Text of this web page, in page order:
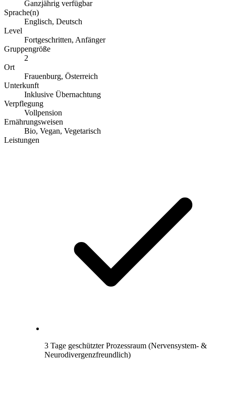
Ganzjährig verfügbar
Sprache(n)
Englisch, Deutsch
Level
Fortgeschritten, Anfänger
Gruppengröße
2
Ort
Frauenburg, Österreich
Unterkunft
Inklusive Übernachtung
Verpflegung
Vollpension
Ernährungsweisen
Bio, Vegan, Vegetarisch
Leistungen
3 Tage geschützter Prozessraum (Nervensystem- &
Neurodivergenzfreundlich)